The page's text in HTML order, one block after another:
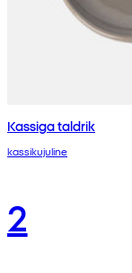
Kassiga taldrik
kassikujuline
2